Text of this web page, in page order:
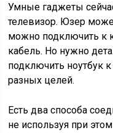
Умные гаджеты
телевизор. Юзер
можно подключить к
кабель. Но нужно
подключить ноутбук
разных целей.
Есть два способа
не используя при